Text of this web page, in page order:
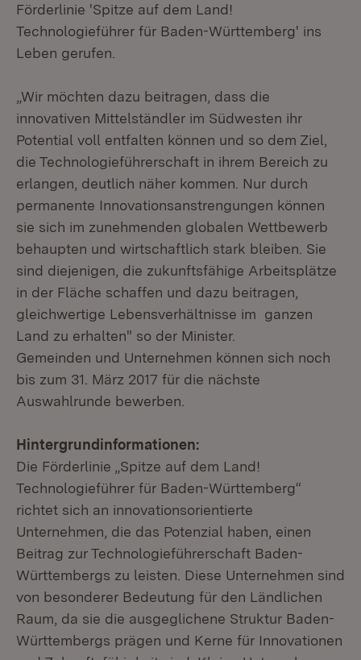
Förderlinie 'Spitze auf dem Land!
Technologieführer für Baden-Württemberg' ins
Leben gerufen.
„Wir möchten dazu beitragen, dass die
innovativen Mittelständler im Südwesten ihr
Potential voll entfalten können und so dem Ziel,
die Technologieführerschaft in ihrem Bereich zu
erlangen, deutlich näher kommen. Nur durch
permanente Innovationsanstrengungen können
sie sich im zunehmenden globalen Wettbewerb
behaupten und wirtschaftlich stark bleiben. Sie
sind diejenigen, die zukunftsfähige Arbeitsplätze
in der Fläche schaffen und dazu beitragen,
gleichwertige Lebensverhältnisse im ganzen
Land zu erhalten" so der Minister.
Gemeinden und Unternehmen können sich noch
bis zum 31. März 2017 für die nächste
Auswahlrunde bewerben.
Hintergrundinformationen:
Die Förderlinie „Spitze auf dem Land!
Technologieführer für Baden-Württemberg“
richtet sich an innovationsorientierte
Unternehmen, die das Potenzial haben, einen
Beitrag zur Technologieführerschaft Baden-
Württembergs zu leisten. Diese Unternehmen sind
von besonderer Bedeutung für den Ländlichen
Raum, da sie die ausgeglichene Struktur Baden-
Württembergs prägen und Kerne für Innovationen